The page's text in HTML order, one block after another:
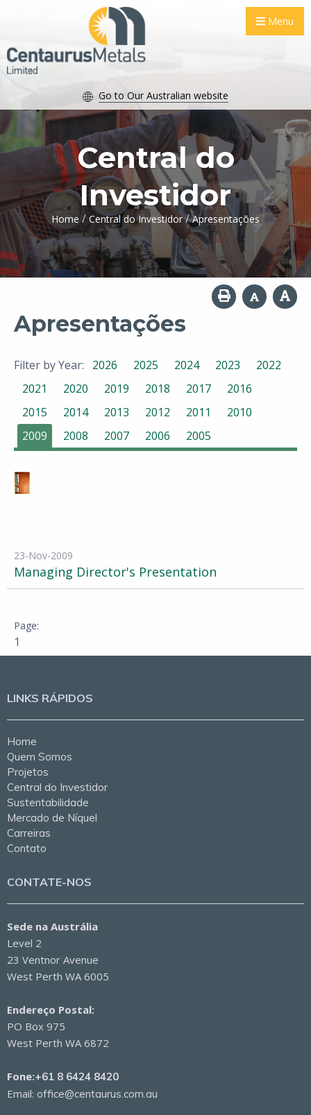
Menu
Go to Our Australian website
Central do
Investidor
Home / Central do Investidor/ Apresentações
Apresentações
Filter by Year: 2026 2025 2024 2023
2022
2021
2020 2019 2018 2017
2016
2015
2014 2013 2012 2011
2010
2009
2008 2007 2006 2005
23-Nov-2009
Managing Director's Presentation
1
LINKS RÁPIDOS
Home
Quem Somos
Projetos
Central do Investidor
Sustentabilidade
Mercado de Níquel
Carreiras
Contato
CONTATE-NOS
Sede na Austrália
Level 2
23 Ventnor Avenue
West Perth WA 6005
Endereço Postal:
PO Box 975
West Perth WA 6872
Fone:+61 8 6424 8420
Email: office@centaurus.com.au